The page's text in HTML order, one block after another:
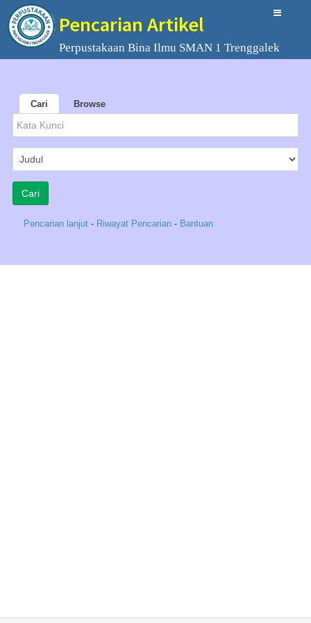
Pencarian Artikel
Perpustakaan Bina Ilmu SMAN 1 Trenggalek
Cari Browse
Pencarian lanjut - Riwayat Pencarian - Bantuan